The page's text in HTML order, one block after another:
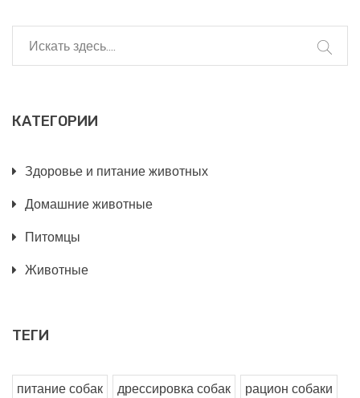
КАТЕГОРИИ
Здоровье и питание животных
Домашние животные
Питомцы
Животные
ТЕГИ
питание собак дрессировка собак рацион собаки